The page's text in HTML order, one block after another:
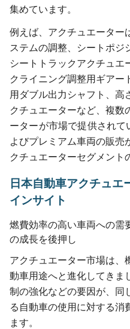
集めています。
例えば、アクチュエーター
ステムの調整、シートポジ
シートトラックアクチュエ
クライニング調整用ギアー
用ダブル出力シャフト、高
クチュエーターなど、複数
ーターが市場で提供されて
よびプレミアム車両の販売
クチュエーターセグメント
日本自動車アクチュエ
インサイト
燃費効率の高い車両への需
の成長を後押し
アクチュエーター市場は、
動車用途へと進化してきま
制の強化などの要因が、同
る自動車の使用に対する消
ます。